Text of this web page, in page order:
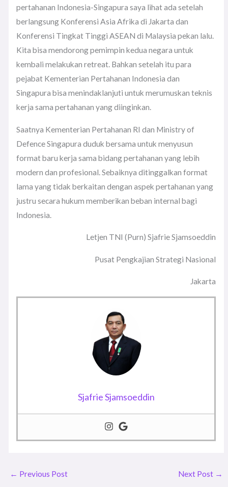
pertahanan Indonesia-Singapura saya lihat ada setelah
berlangsung Konferensi Asia Afrika di Jakarta dan
Konferensi Tingkat Tinggi ASEAN di Malaysia pekan lalu.
Kita bisa mendorong pemimpin kedua negara untuk
kembali melakukan retreat. Bahkan setelah itu para
pejabat Kementerian Pertahanan Indonesia dan
Singapura bisa menindaklanjuti untuk merumuskan teknis
kerja sama pertahanan yang diinginkan.
Saatnya Kementerian Pertahanan RI dan Ministry of
Defence Singapura duduk bersama untuk menyusun
format baru kerja sama bidang pertahanan yang lebih
modern dan profesional. Sebaiknya ditinggalkan format
lama yang tidak berkaitan dengan aspek pertahanan yang
justru secara hukum memberikan beban internal bagi
Indonesia.
Letjen TNI (Purn) Sjafrie Sjamsoeddin
Pusat Pengkajian Strategi Nasional
Jakarta
Sjafrie Sjamsoeddin
← Previous Post Next Post →